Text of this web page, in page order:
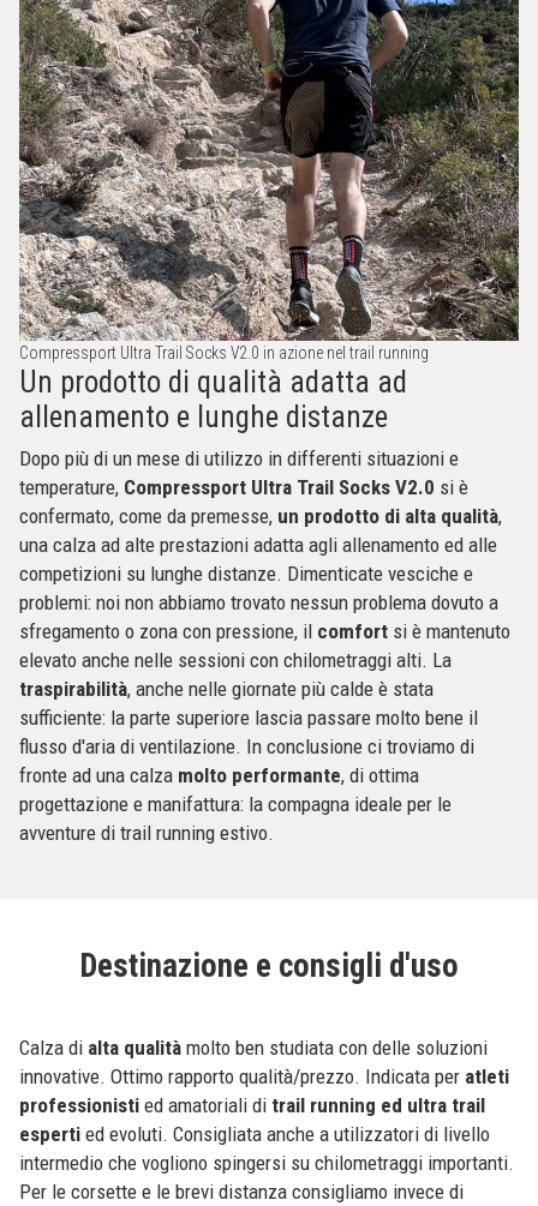
Compressport Ultra Trail Socks V2.0 in azione nel trail running
Un prodotto di qualità adatta ad
allenamento e lunghe distanze
Dopo più di un mese di utilizzo in differenti situazioni e
temperature, Compressport Ultra Trail Socks V2.0 si è
confermato, come da premesse, un prodotto di alta qualità,
una calza ad alte prestazioni adatta agli allenamento ed alle
competizioni su lunghe distanze. Dimenticate vesciche e
problemi: noi non abbiamo trovato nessun problema dovuto a
sfregamento o zona con pressione, il comfort si è mantenuto
elevato anche nelle sessioni con chilometraggi alti. La
traspirabilità, anche nelle giornate più calde è stata
sufficiente: la parte superiore lascia passare molto bene il
flusso d'aria di ventilazione. In conclusione ci troviamo di
fronte ad una calza molto performante, di ottima
progettazione e manifattura: la compagna ideale per le
avventure di trail running estivo.
Destinazione e consigli d'uso
Calza di alta qualità molto ben studiata con delle soluzioni
innovative. Ottimo rapporto qualità/prezzo. Indicata per atleti
professionisti ed amatoriali di trail running ed ultra trail
esperti ed evoluti. Consigliata anche a utilizzatori di livello
intermedio che vogliono spingersi su chilometraggi importanti.
Per le corsette e le brevi distanza consigliamo invece di